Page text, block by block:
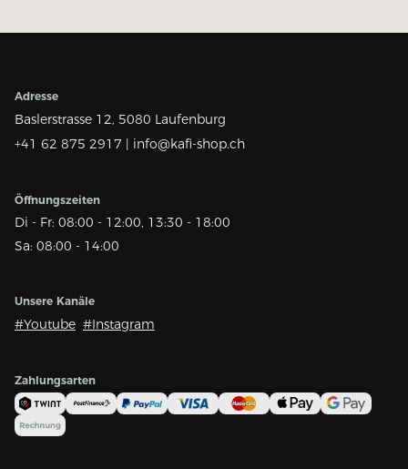
Adresse
Baslerstrasse 12, 5080 Laufenburg
+41 62 875 2917 | info@kafi-shop.ch
Öffnungszeiten
Di - Fr: 08:00 - 12:00, 13:30 - 18:00
Sa: 08:00 - 14:00
Unsere Kanäle
#Youtube #Instagram
Zahlungsarten